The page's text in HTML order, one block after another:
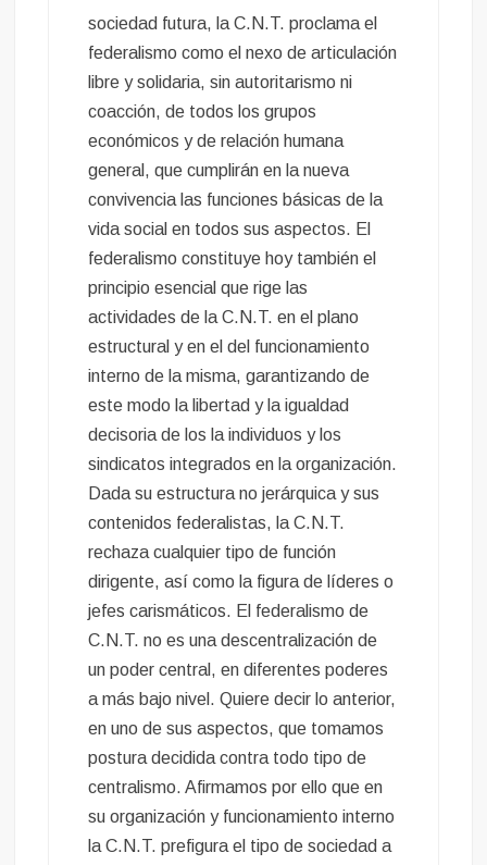
sociedad futura, la C.N.T. proclama el
federalismo como el nexo de articulación
libre y solidaria, sin autoritarismo ni
coacción, de todos los grupos
económicos y de relación humana
general, que cumplirán en la nueva
convivencia las funciones básicas de la
vida social en todos sus aspectos. El
federalismo constituye hoy también el
principio esencial que rige las
actividades de la C.N.T. en el plano
estructural y en el del funcionamiento
interno de la misma, garantizando de
este modo la libertad y la igualdad
decisoria de los la individuos y los
sindicatos integrados en la organización.
Dada su estructura no jerárquica y sus
contenidos federalistas, la C.N.T.
rechaza cualquier tipo de función
dirigente, así como la figura de líderes o
jefes carismáticos. El federalismo de
C.N.T. no es una descentralización de
un poder central, en diferentes poderes
a más bajo nivel. Quiere decir lo anterior,
en uno de sus aspectos, que tomamos
postura decidida contra todo tipo de
centralismo. Afirmamos por ello que en
su organización y funcionamiento interno
la C.N.T. prefigura el tipo de sociedad a